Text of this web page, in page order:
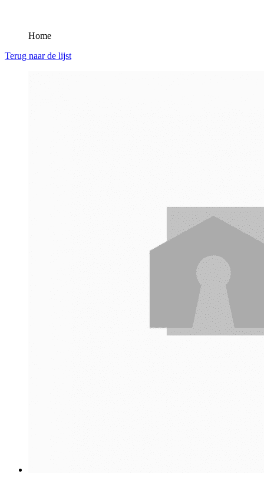
Home
Terug naar de lijst